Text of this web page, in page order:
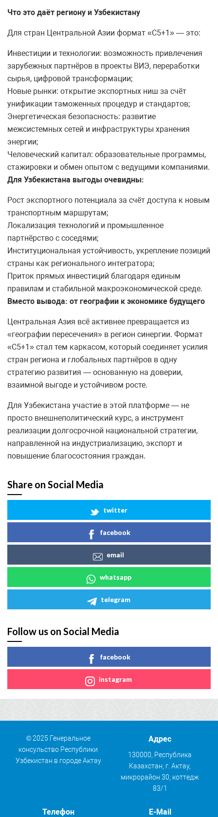
Что это даёт региону и Узбекистану
Для стран Центральной Азии формат «С5+1» — это:
Инвестиции и технологии: возможность привлечения
зарубежных партнёров в проекты ВИЭ, переработки
сырья, цифровой трансформации;
Новые рынки: открытие экспортных ниш за счёт
унификации таможенных процедур и стандартов;
Энергетическая безопасность: развитие
межсистемных сетей и инфраструктуры хранения
энергии;
Человеческий капитал: образовательные программы,
стажировки и обмен опытом с ведущими компаниями.
Для Узбекистана выгоды очевидны:
Рост экспортного потенциала за счёт доступа к новым
транспортным маршрутам;
Локализация технологий и промышленное
партнёрство с соседями;
Институциональная устойчивость, укрепление позиций
страны как регионального интегратора;
Приток прямых инвестиций благодаря единым
правилам и стабильной макроэкономической среде.
Вместо вывода: от географии к экономике будущего
Центральная Азия всё активнее превращается из
«географии пересечения» в регион синергии. Формат
«С5+1» стал тем каркасом, который соединяет усилия
стран региона и глобальных партнёров в одну
стратегию развития — основанную на доверии,
взаимной выгоде и устойчивом росте.
Для Узбекистана участие в этой платформе — не
просто внешнеполитический курс, а инструмент
реализации долгосрочной национальной стратегии,
направленной на индустриализацию, экспорт и
повышение благосостояния граждан.
Share on Social Media
twitter
facebook
email
whatsapp
telegram
Follow us on Social Media
facebook
instagram
© 2025 Генеральное
консульство Республики
Узбекистан в городе Актау
Адрес
130000, Республика
Казахстан, г. Актау,
микрорайон 30, коттедж
83/1
Телефон E-Mail